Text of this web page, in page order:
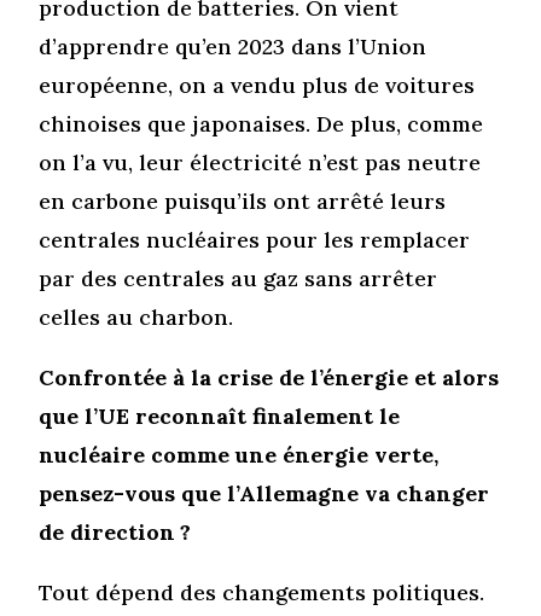
production de batteries. On vient
d’apprendre qu’en 2023 dans l’Union
européenne, on a vendu plus de voitures
chinoises que japonaises. De plus, comme
on l’a vu, leur électricité n’est pas neutre
en carbone puisqu’ils ont arrêté leurs
centrales nucléaires pour les remplacer
par des centrales au gaz sans arrêter
celles au charbon.
Confrontée à la crise de l’énergie et alors
que l’UE reconnaît finalement le
nucléaire comme une énergie verte,
pensez-vous que l’Allemagne va changer
de direction ?
Tout dépend des changements politiques.